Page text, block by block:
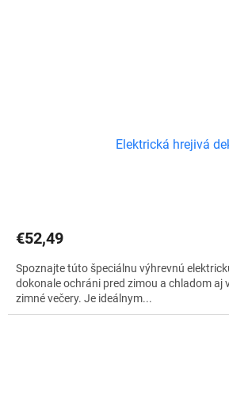
Elektrická hrejivá
€52,49
Spoznajte túto špeciálnu výhrevnú
dokonale ochráni pred zimou a chladom aj
zimné večery. Je ideálnym...